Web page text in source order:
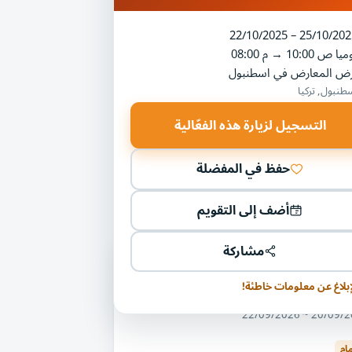
22/10/2025 – 25/10/
10:00 ص →08:00 م
المعارض في اسطنبول
تركيا
التسجيل لزيارة هذه الفعّالية
حفظ في المفضلة
أضف إلى التقويم
مشاركة
عن معلومات خاطئة!
أخرى في مجال المعدات والآلات
ومؤتمر الخليج للصلب - السعودية
20/09/2026 ~